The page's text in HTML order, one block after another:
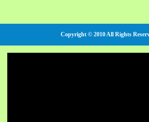
Copyright © 2010 All Rights